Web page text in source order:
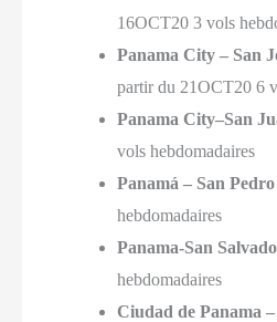
16OCT20 3 vols
Panama City – San
partir du 21OCT20 6
Panama City–San
vols hebdomadaires
Panamá – San
hebdomadaires
Panama-San
hebdomadaires
Ciudadde Panama